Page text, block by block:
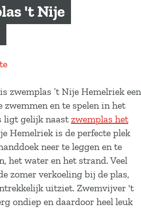
't Nije
zwemplas ’t Nije Hemelriek een
zwemmen en te spelen in het
ligt gelijk naastzwemplas het
Hemelriek is de perfecte plek
neer te leggen en te
het water en het strand. Veel
zomer verkoeling bij de plas,
uitziet. Zwemvijver 't
ondiep en daardoor heel leuk